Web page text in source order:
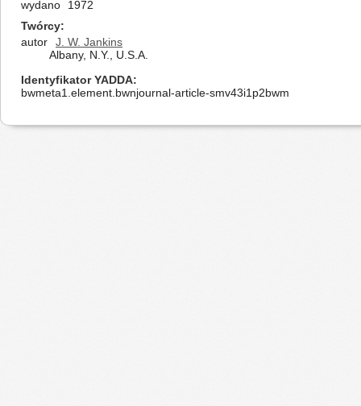
wydano
1972
Twórcy
autor
J. W. Jankins
Albany, N.Y., U.S.A.
Identyfikator YADDA
bwmeta1.element.bwnjournal-article-smv43i1p2bwm